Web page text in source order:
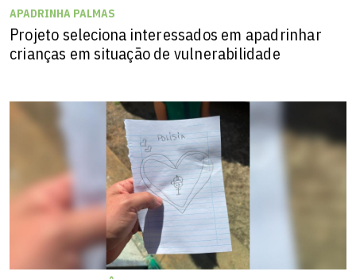
APADRINHA PALMAS
Projeto seleciona interessados em apadrinhar
crianças em situação de vulnerabilidade